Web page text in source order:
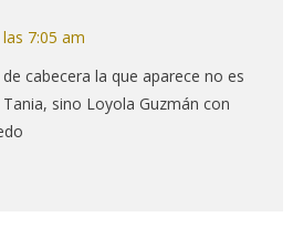
7:05 am
cabecera la que aparece no es
sino Loyola Guzmán con